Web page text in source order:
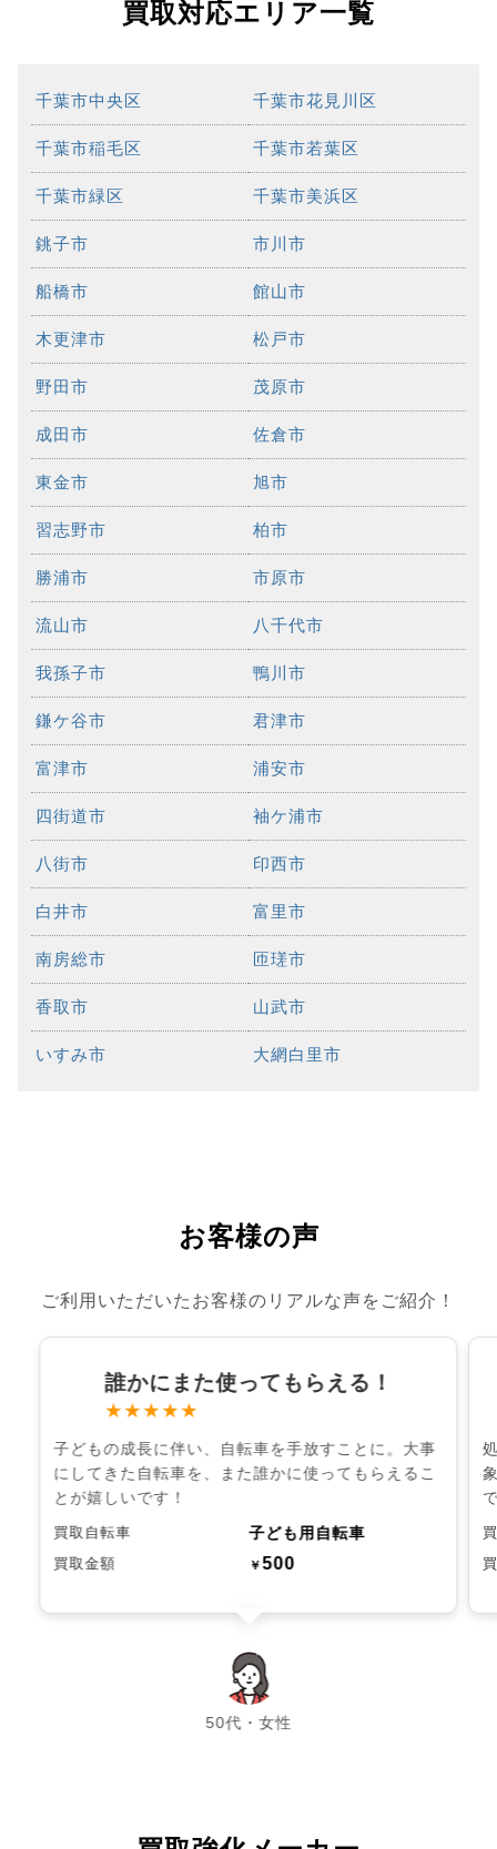
買取対応エリア一覧
千葉市中央区 千葉市花見川区
千葉市稲毛区 千葉市若葉区
千葉市緑区 千葉市美浜区
銚子市 市川市
船橋市 館山市
木更津市 松戸市
野田市 茂原市
成田市 佐倉市
東金市 旭市
習志野市 柏市
勝浦市 市原市
流山市 八千代市
我孫子市 鴨川市
鎌ケ谷市 君津市
富津市 浦安市
四街道市 袖ケ浦市
八街市 印西市
白井市 富里市
南房総市 匝瑳市
香取市 山武市
いすみ市 大網白里市
お客様の声
ご利用いただいたお客様のリアルな声をご紹介！
誰かにまた使ってもらえる！
★★★★★
子どもの成長に伴い、自転車を手放すことに。大事
にしてきた自転車を、また誰かに使ってもらえるこ
とが嬉しいです！
買取自転車 子ども用自転車
買取金額 ￥500
50代・女性
chevron_left chevron_right